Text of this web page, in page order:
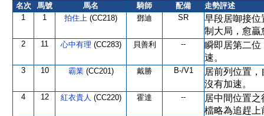
名次 馬號 馬名 騎師 配備
走勢評述
1
1 拍住上 (CC218) 鄧迪 SR
早段居啣接位
制大局，愈贏
2 11 心中有理 (CC283) 貝善利 --
瞬即居第二位
速。
3 10 霸業 (CC201) 戴勝 B-/V1
居前列位置
沒有加速。
4 12 紅衣貴人 (CC220) 霍達 --
居中間位置
檔略為追趕上